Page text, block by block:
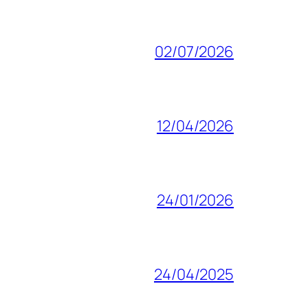
02/07/2026
12/04/2026
24/01/2026
24/04/2025